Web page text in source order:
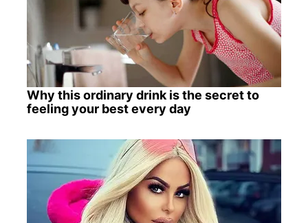
Why this ordinary drink is the secret to
feeling your best every day